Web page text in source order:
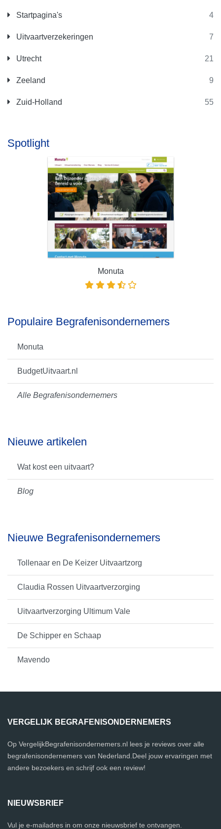
Startpagina's 4
Uitvaartverzekeringen 7
Utrecht 21
Zeeland 9
Zuid-Holland 55
Spotlight
Monuta
Populaire Begrafenisondernemers
Monuta
BudgetUitvaart.nl
Alle Begrafenisondernemers
Nieuwe artikelen
Wat kost een uitvaart?
Blog
Nieuwe Begrafenisondernemers
Tollenaar en De Keizer Uitvaartzorg
Claudia Rossen Uitvaartverzorging
Uitvaartverzorging Ultimum Vale
De Schipper en Schaap
Mavendo
VERGELIJK BEGRAFENISONDERNEMERS
Op VergelijkBegrafenisondernemers.nl lees je reviews over alle
begrafenisondernemers van Nederland.Deel jouw ervaringen met
andere bezoekers en schrijf ook een review!
NIEUWSBRIEF
Vul je e-mailadres in om onze nieuwsbrief te ontvangen.